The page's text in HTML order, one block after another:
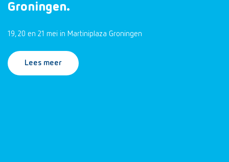
Groningen.
19, 20 en 21 mei in Martiniplaza Groningen
Lees meer